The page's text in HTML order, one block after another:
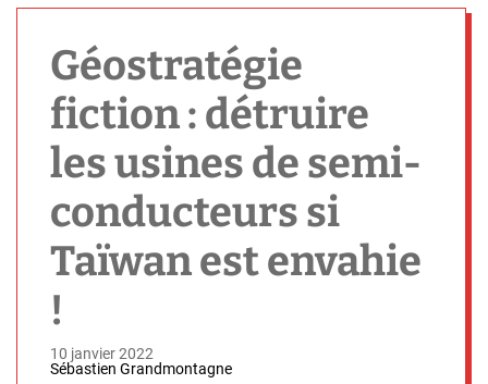
Géostratégie
fiction : détruire
les usines de semi-
conducteurs si
Taïwan est envahie
!
10 janvier 2022
Sébastien Grandmontagne